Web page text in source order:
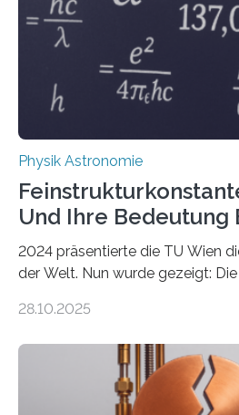
Physik Astronomie
Und Ihre Bedeutung
2024 präsentierte die TU Wien
der Welt. Nun wurde gezeigt:
fundamentalen Physik
Messungen verwenden. Das
vermutet, weltweit war nach den
Atomkern-Zuständen gesucht
28.10.2025